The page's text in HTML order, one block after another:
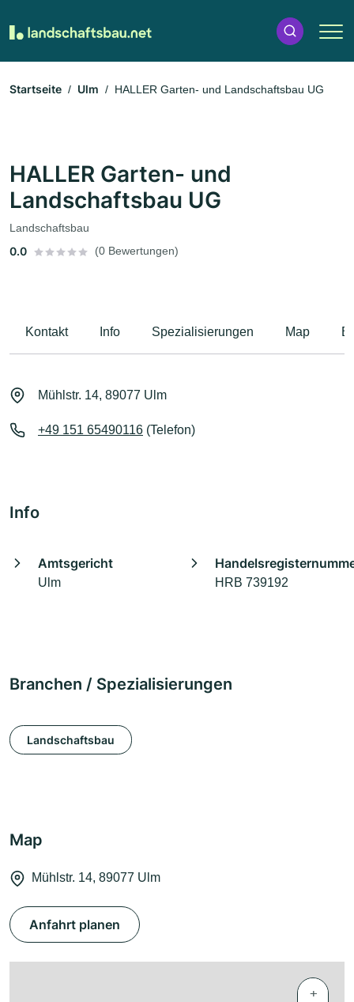
Startseite Ulm HALLER Garten- und Landschaftsbau UG
HALLER Garten- und
Landschaftsbau UG
Landschaftsbau
0.0 (0 Bewertungen)
Kontakt Info Spezialisierungen Map
Mühlstr. 14, 89077 Ulm
+49 151 65490116 (Telefon)
Info
Amtsgericht
Ulm HRB 739192
Branchen / Spezialisierungen
Landschaftsbau
Map
Mühlstr. 14, 89077 Ulm
Anfahrt planen
+